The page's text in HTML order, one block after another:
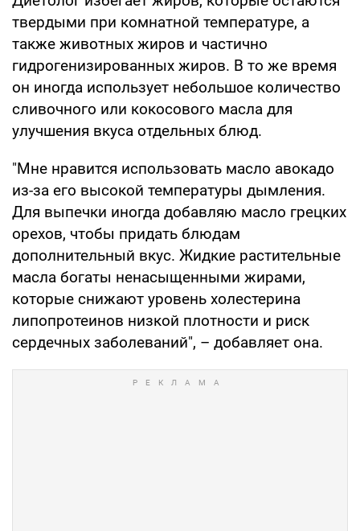
твердыми при комнатной температуре, а
также животных жиров и частично
гидрогенизированных жиров. В то же время
он иногда использует небольшое количество
сливочного или кокосового масла для
улучшения вкуса отдельных блюд.
"Мне нравится использовать масло авокадо
из-за его высокой температуры дымления.
Для выпечки иногда добавляю масло грецких
орехов, чтобы придать блюдам
дополнительный вкус. Жидкие растительные
масла богаты ненасыщенными жирами,
которые снижают уровень холестерина
липопротеинов низкой плотности и риск
сердечных заболеваний", – добавляет она.